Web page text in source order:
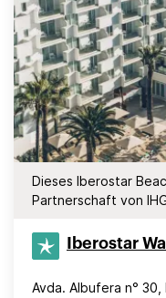
Dieses Iberostar
Partnerschaft von
Iberostar
Avda. Albufera n° 30,